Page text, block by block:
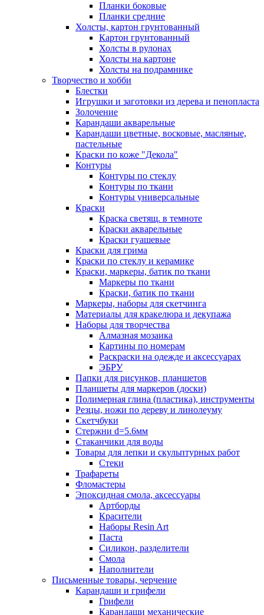
Планки боковые
Планки средние
Холсты, картон грунтованный
Картон грунтованный
Холсты в рулонах
Холсты на картоне
Холсты на подрамнике
Творчество и хобби
Блестки
Игрушки и заготовки из дерева и пенопласта
Золочение
Карандаши акварельные
Карандаши цветные, восковые, масляные,
пастельные
Краски по коже "Декола"
Контуры
Контуры по стеклу
Контуры по ткани
Контуры универсальные
Краски
Краска светящ. в темноте
Краски акварельные
Краски гуашевые
Краски для грима
Краски по стеклу и керамике
Краски, маркеры, батик по ткани
Маркеры по ткани
Краски, батик по ткани
Маркеры, наборы для скетчинга
Материалы для кракелюра и декупажа
Наборы для творчества
Алмазная мозаика
Картины по номерам
Раскраски на одежде и аксессуарах
ЭБРУ
Папки для рисунков, планшетов
Планшеты для маркеров (доски)
Полимерная глина (пластика), инструменты
Резцы, ножи по дереву и линолеуму
Скетчбуки
Стержни d=5.6мм
Стаканчики для воды
Товары для лепки и скульптурных работ
Стеки
Трафареты
Фломастеры
Эпоксидная смола, аксессуары
Артборды
Красители
Наборы Resin Art
Паста
Силикон, разделители
Смола
Наполнители
Письменные товары, черчение
Карандаши и грифели
Грифели
Карандаши механические